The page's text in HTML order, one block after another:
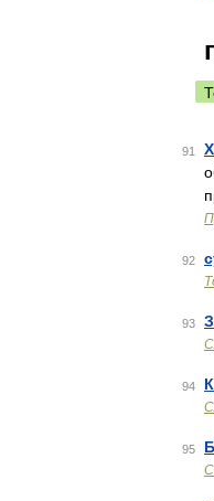
91
92
93
94
95